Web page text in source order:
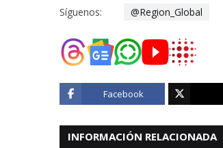
Síguenos: @Region_Global
Facebook
INFORMACIÓN RELACIONADA